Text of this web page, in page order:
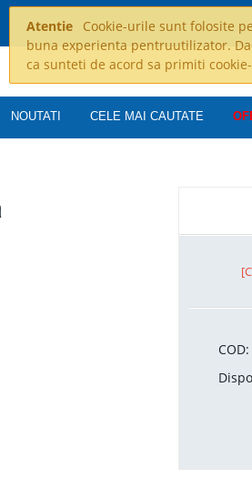
Atentie
Cookie-urile sunt folosite
buna experienta pentruutilizator.
ca sunteti de acord sa primiti
NOUTATI CELE MAI CAUTATE
COD: